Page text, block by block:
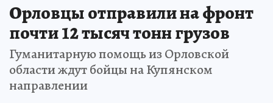
Орловцы отправили на фронт
почти 12 тысяч тонн грузов
Гуманитарную помощь из Орловской
области ждут бойцы на Купянском
направлении